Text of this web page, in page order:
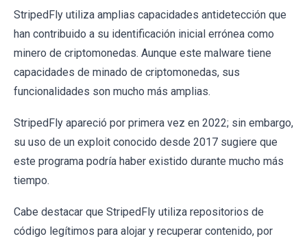
StripedFly utiliza amplias capacidades antidetección que
han contribuido a su identificación inicial errónea como
minero de criptomonedas. Aunque este malware tiene
capacidades de minado de criptomonedas, sus
funcionalidades son mucho más amplias.
StripedFly apareció por primera vez en 2022; sin embargo,
su uso de un exploit conocido desde 2017 sugiere que
este programa podría haber existido durante mucho más
tiempo.
Cabe destacar que StripedFly utiliza repositorios de
código legítimos para alojar y recuperar contenido, por